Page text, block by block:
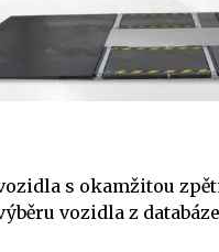
s okamžitou
vozidla z